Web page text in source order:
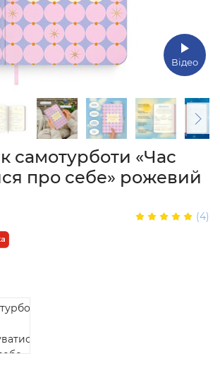
Відео
самотурботи «Час
про себе» рожевий
(4)